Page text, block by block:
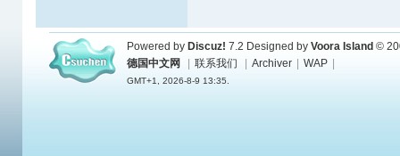
Powered by Discuz! 7.2 Designed by Voora Island ©
德国中文网
联系我们 Archiver WAP
GMT+1, 2026-8-9 13:35.